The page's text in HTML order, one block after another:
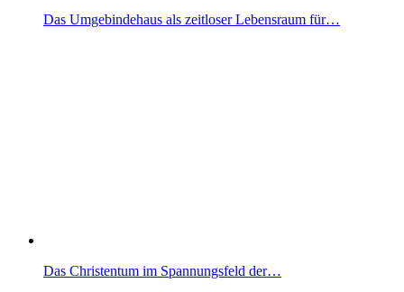
Das Umgebindehaus als zeitloser Lebensraum für…
Das Christentum im Spannungsfeld der…